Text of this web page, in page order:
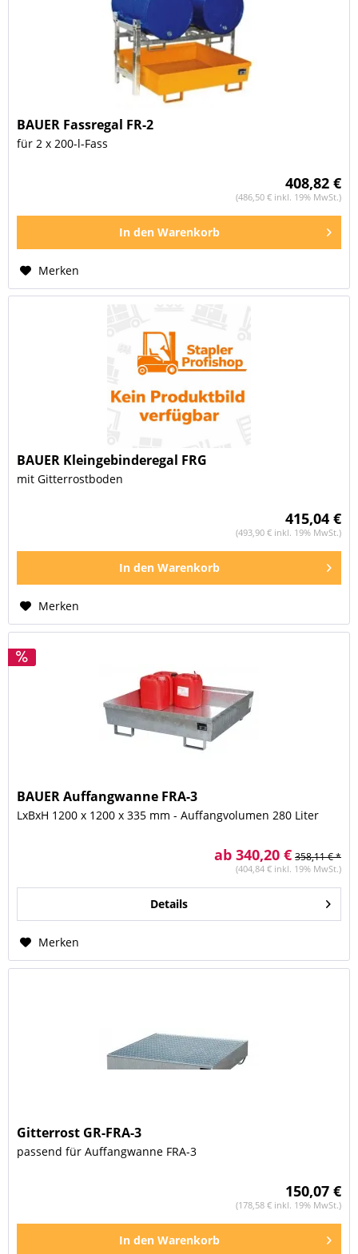
BAUER Fassregal FR-2
für 2 x 200-l-Fass
408,82 €
(486,50 € inkl. 19% MwSt.)
In den Warenkorb
Merken
BAUER Kleingebinderegal FRG
mit Gitterrostboden
415,04 €
(493,90 € inkl. 19% MwSt.)
In den Warenkorb
Merken
BAUER Auffangwanne FRA-3
LxBxH 1200 x 1200 x 335 mm - Auffangvolumen 280 Liter
ab 340,20 € 358,11 € *
(404,84 € inkl. 19% MwSt.)
Details
Merken
Gitterrost GR-FRA-3
passend für Auffangwanne FRA-3
150,07 €
(178,58 € inkl. 19% MwSt.)
In den Warenkorb